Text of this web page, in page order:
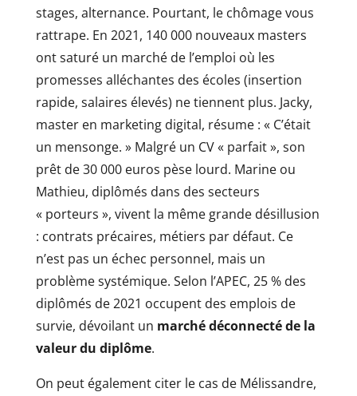
stages, alternance. Pourtant, le chômage vous
rattrape. En 2021, 140 000 nouveaux masters
ont saturé un marché de l’emploi où les
promesses alléchantes des écoles (insertion
rapide, salaires élevés) ne tiennent plus. Jacky,
master en marketing digital, résume : « C’était
un mensonge. » Malgré un CV « parfait », son
prêt de 30 000 euros pèse lourd. Marine ou
Mathieu, diplômés dans des secteurs
« porteurs », vivent la même grande désillusion
: contrats précaires, métiers par défaut. Ce
n’est pas un échec personnel, mais un
problème systémique. Selon l’APEC, 25 % des
diplômés de 2021 occupent des emplois de
survie, dévoilant un marché déconnecté de la
valeur du diplôme.
On peut également citer le cas de Mélissandre,